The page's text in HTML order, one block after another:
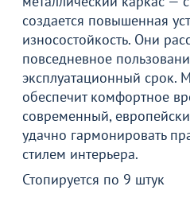
создается повышенная
износостойкость. Они
повседневное
эксплуатационный срок.
обеспечит комфортное
современный,
удачно гармонировать
стилем интерьера.
Стопируется по 9 штук